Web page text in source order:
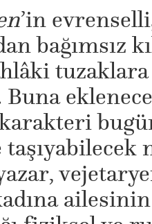
’in
bağımsız
Buna
karakteri